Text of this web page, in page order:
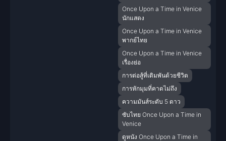
Once Upon a Time in Venice
นักแสดง
Once Upon a Time in Venice
พากย์ไทย
Once Upon a Time in Venice
เรื่องย่อ
การต่อสู้ที่เดิมพันด้วยชีวิต
การหักมุมที่คาดไม่ถึง
ความมันส์ระดับ 5 ดาว
ซับไทย Once Upon a Time in
Venice
ดูหนัง Once Upon a Time in